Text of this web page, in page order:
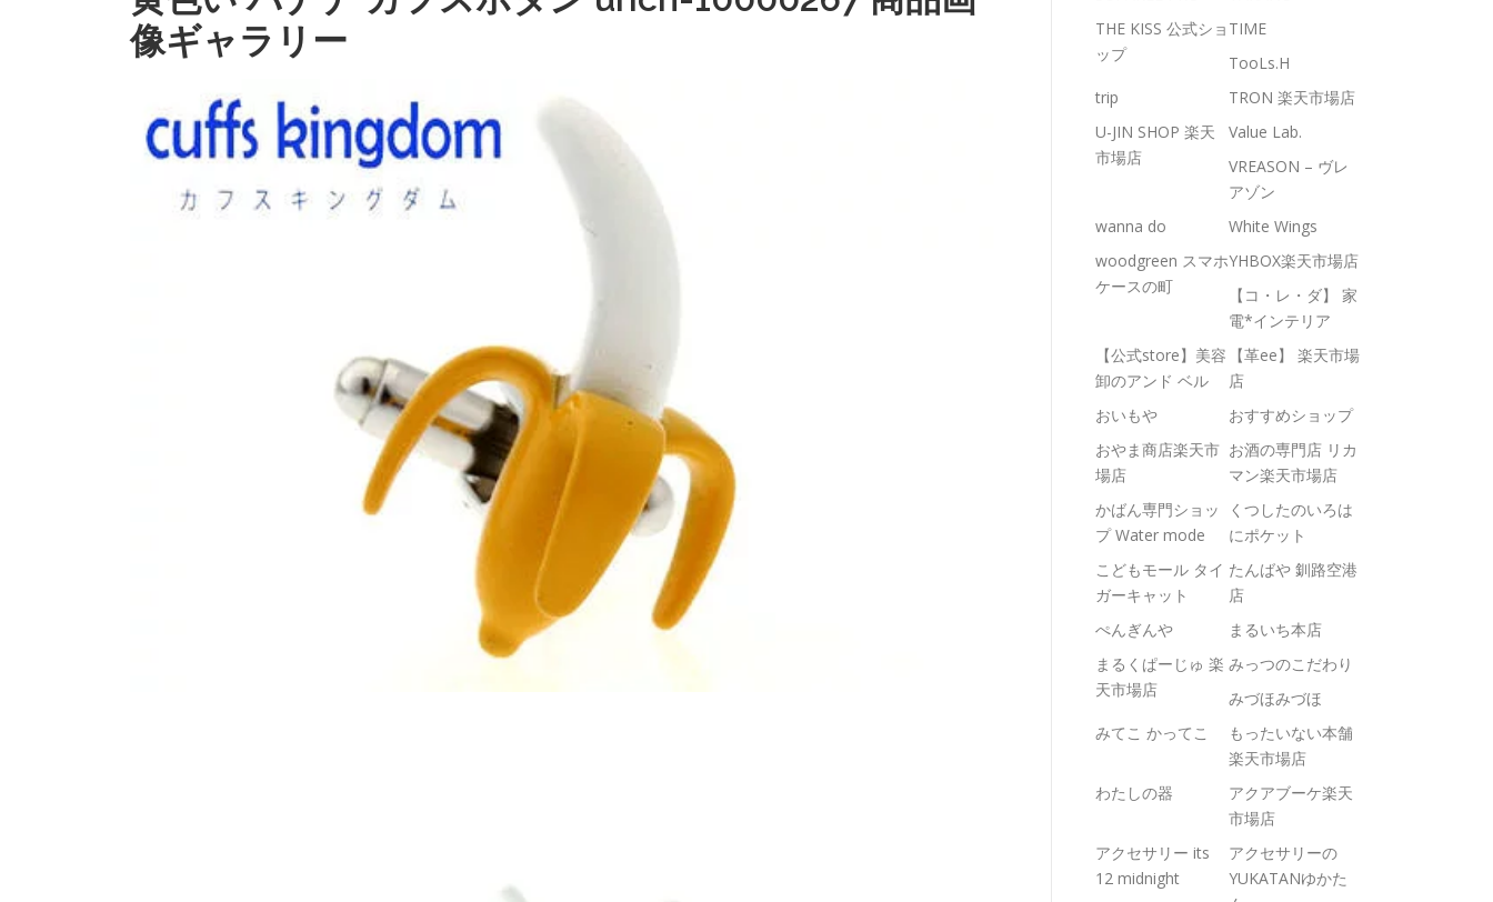
像ギャラリー
THE KISS 公式ショ
ップ
TIME
TooLs.H
trip
TRON 楽天市場店
U-JIN SHOP 楽天
市場店
Value Lab.
VREASON – ヴレ
アゾン
wanna do
White Wings
woodgreen スマホ
ケースの町
YHBOX楽天市場店
【コ・レ・ダ】 家
電*インテリア
【公式store】美容
卸のアンド ベル
【革ee】 楽天市場
店
おいもや
おすすめショップ
おやま商店楽天市
場店
お酒の専門店 リカ
マン楽天市場店
かばん専門ショッ
プ Water mode
くつしたのいろは
にポケット
こどもモール タイ
ガーキャット
たんばや 釧路空港
店
ぺんぎんや
まるいち本店
まるくぱーじゅ 楽
天市場店
みっつのこだわり
みづほみづほ
みてこ かってこ
もったいない本舗
楽天市場店
わたしの器
アクアブーケ楽天
市場店
アクセサリー its
12 midnight
アクセサリーの
YUKATANゆかた